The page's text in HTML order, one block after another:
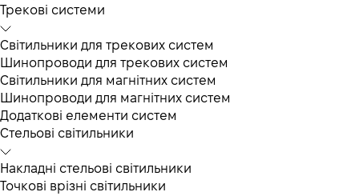
Трекові системи
Світильники для трекових систем
Шинопроводи для трекових систем
Світильники для магнітних систем
Шинопроводи для магнітних систем
Додаткові елементи систем
Cтельові світильники
Накладні стельові світильники
Точкові врізні світильники